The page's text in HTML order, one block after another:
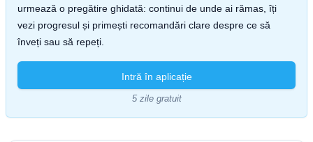
urmează o pregătire ghidată: continui de unde ai rămas, îți
vezi progresul și primești recomandări clare despre ce să
înveți sau să repeți.
Intră în aplicație
5 zile gratuit